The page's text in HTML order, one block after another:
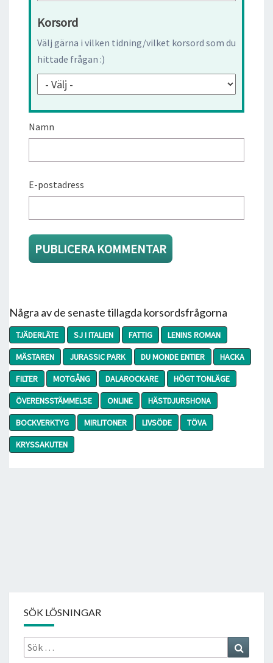
Korsord
Välj gärna i vilken tidning/vilket korsord som du
hittade frågan :)
Namn
E-postadress
Några av de senaste tillagda korsordsfrågorna
TJÄDERLÄTE SJ I ITALIEN FATTIG
LENINS ROMAN
MÄSTAREN
JURASSIC PARK DU MONDE ENTIER
HACKA
FILTER
MOTGÅNG DALAROCKARE
HÖGT TONLÄGE
ÖVERENSSTÄMMELSE
ONLINE
HÄSTDJURSHONA
BOCKVERKTYG
MIRLITONER LIVSÖDE
TÖVA
KRYSSAKUTEN
SÖK LÖSNINGAR
Sök
efter: